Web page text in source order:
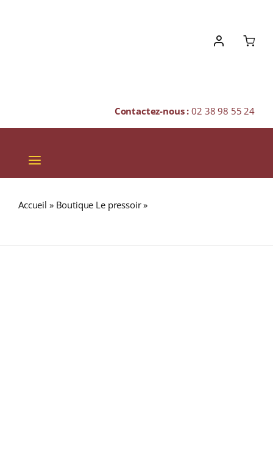
Contactez-nous :02 38 98 55 24
Toggle
Navigation
SPIRITUEUX
Accueil » Boutique Le pressoir»